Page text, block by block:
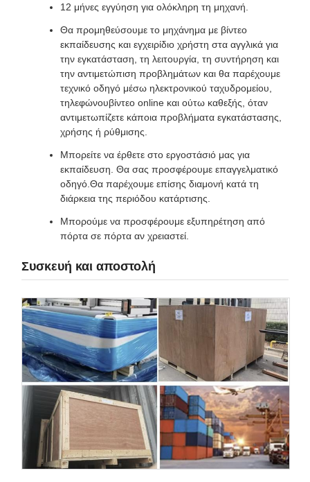
12 μήνες εγγύηση για ολόκληρη τη μηχανή.
Θα προμηθεύσουμε το μηχάνημα με βίντεο
εκπαίδευσης και εγχειρίδιο χρήστη στα αγγλικά για
την εγκατάσταση, τη λειτουργία, τη συντήρηση και
την αντιμετώπιση προβλημάτων και θα παρέχουμε
τεχνικό οδηγό μέσω ηλεκτρονικού ταχυδρομείου,
τηλεφώνουβίντεο online και ούτω καθεξής, όταν
αντιμετωπίζετε κάποια προβλήματα εγκατάστασης,
χρήσης ή ρύθμισης.
Μπορείτε να έρθετε στο εργοστάσιό μας για
εκπαίδευση. Θα σας προσφέρουμε επαγγελματικό
οδηγό.Θα παρέχουμε επίσης διαμονή κατά τη
διάρκεια της περιόδου κατάρτισης.
Μπορούμε να προσφέρουμε εξυπηρέτηση από
πόρτα σε πόρτα αν χρειαστεί.
Συσκευή και αποστολή